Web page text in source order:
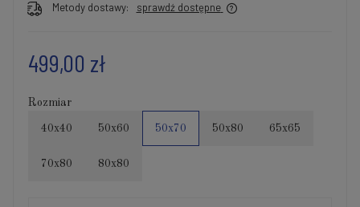
Metody dostawy:
sprawdź dostępne
499,00 zł
Rozmiar
40x40 50x60 50x70 50x80 65x65
70x80 80x80